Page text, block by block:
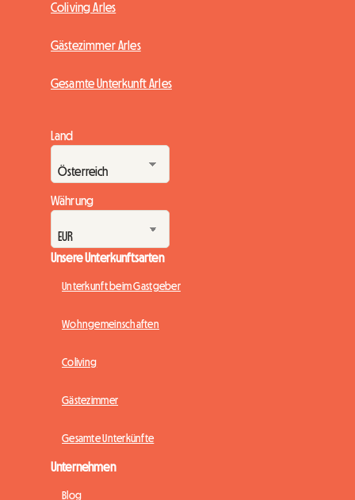
Coliving Arles
Gästezimmer Arles
Gesamte Unterkunft Arles
Land
Währung
Unsere Unterkunftsarten
Unterkunft beim Gastgeber
Wohngemeinschaften
Coliving
Gästezimmer
Gesamte Unterkünfte
Unternehmen
Blog